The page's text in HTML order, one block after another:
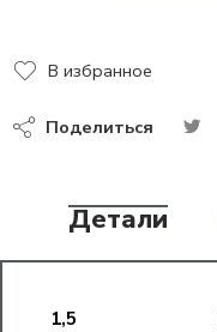
В избранное
Поделиться
Детали
1,5